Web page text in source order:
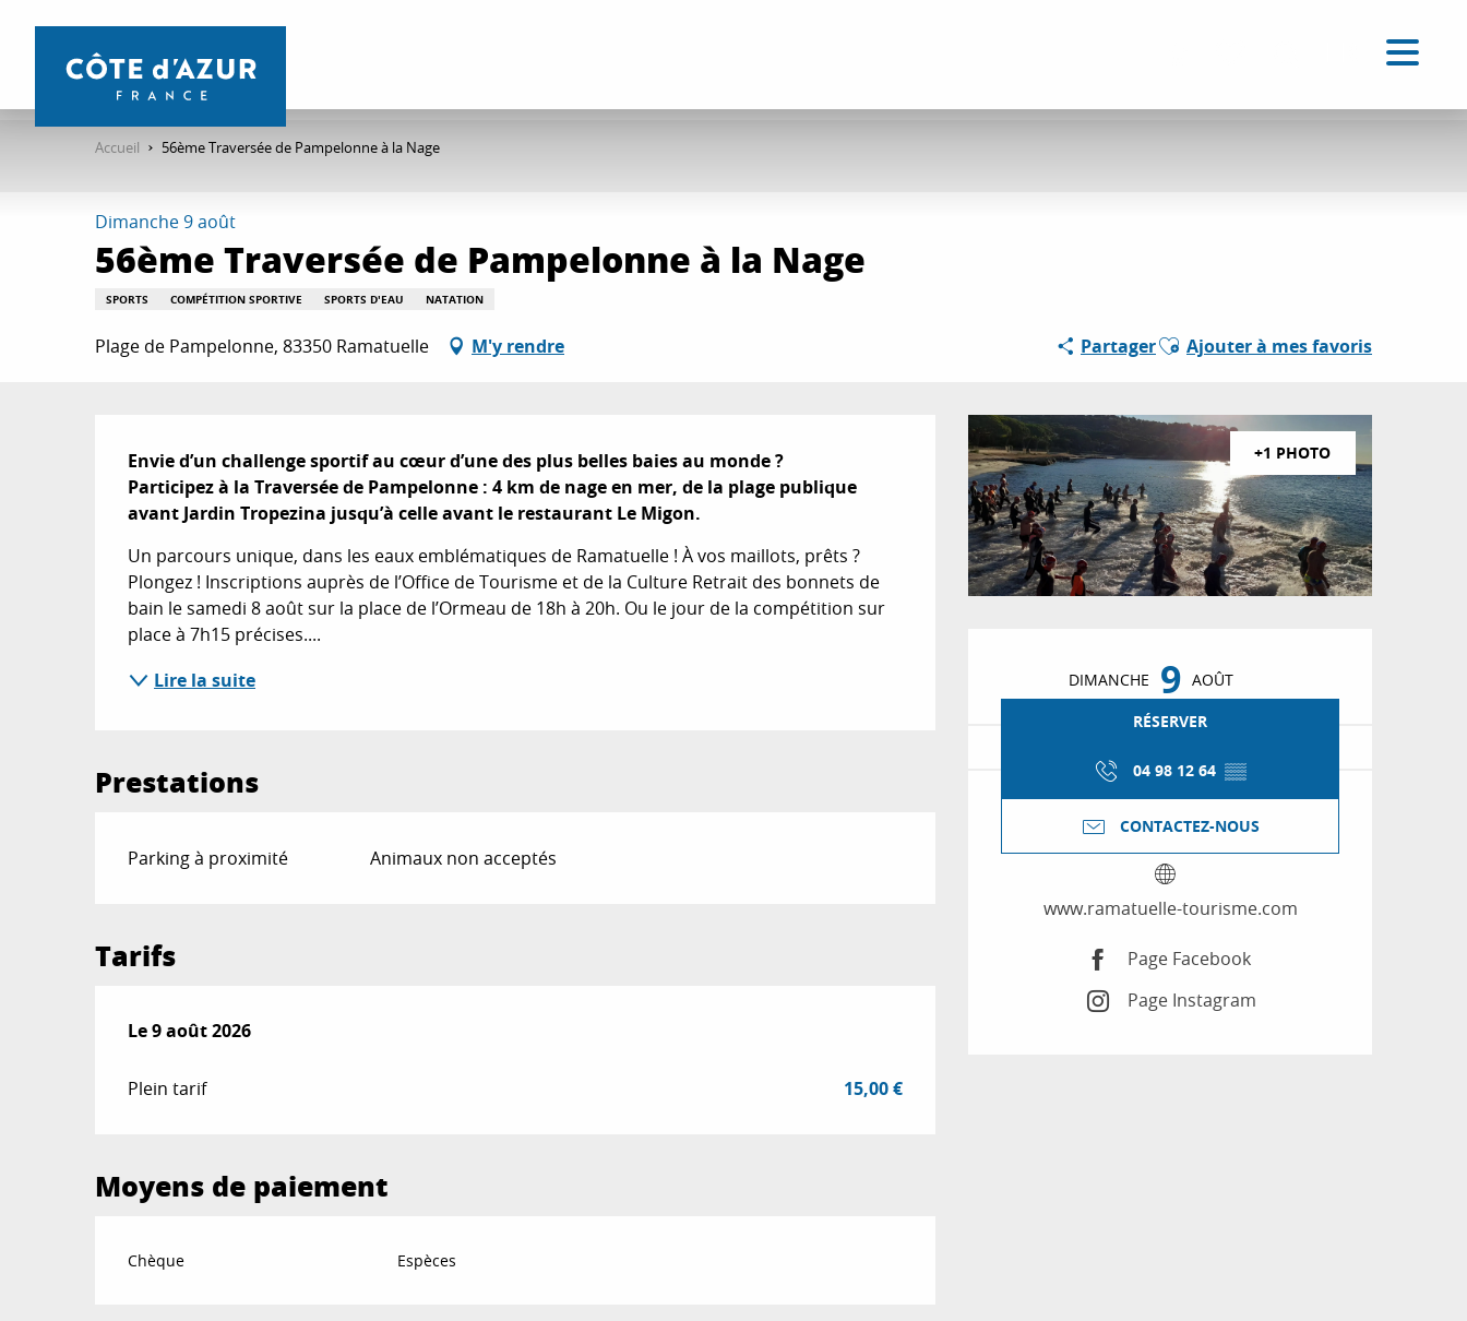
contenu
Accueil 56ème Traversée de Pampelonne à la Nage
Dimanche 9 août
56ème Traversée de Pampelonne à la Nage
SPORTS COMPÉTITION SPORTIVE SPORTS D'EAU NATATION
Plage de Pampelonne, 83350 Ramatuelle M'y rendre PartagerAjouter aux favoris
Ajouter à mes favoris
+1 PHOTO
Ouverture et
DIMANCHE 9 AOÛT
RÉSERVER
04 98 12 64 ▒▒
CONTACTEZ-NOUS
www.ramatuelle-tourisme.com
Page Facebook
Page Instagram
Description
Envie d’un challenge sportif au cœur d’une des plus belles baies au monde ?
Participez à la Traversée de Pampelonne : 4 km de nage en mer, de la plage publique
avant Jardin Tropezina jusqu’à celle avant le restaurant Le Migon.
Un parcours unique, dans les eaux emblématiques de Ramatuelle ! À vos maillots, prêts ?
Plongez ! Inscriptions auprès de l’Office de Tourisme et de la Culture Retrait des bonnets de
bain le samedi 8 août sur la place de l’Ormeau de 18h à 20h. Ou le jour de la compétition sur
place à 7h15 précises....
Lire la suite
Prestations
Parking à proximité Animaux non acceptés
Tarifs
Le9 août 2026
Le9 août 2026
Plein tarif 15,00 €
Moyens de paiement
Chèque Espèces